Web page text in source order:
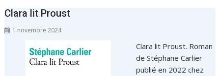
Clara lit Proust
1 novembre 2024
Clara lit Proust. Roman
de Stéphane Carlier
publié en 2022 chez